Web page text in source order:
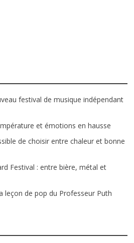
festival de musique indépendant
et émotions en hausse
de choisir entre chaleur et bonne
Festival : entre bière, métal et
leçon de pop du Professeur Puth